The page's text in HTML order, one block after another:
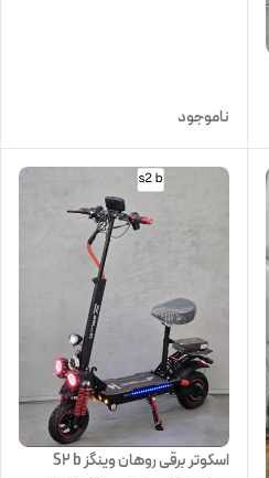
ناموجود
اسکوتر برقی روهان وینگز S2 b